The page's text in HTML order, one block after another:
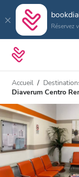
Réservez
Accueil
Diaverum Centro